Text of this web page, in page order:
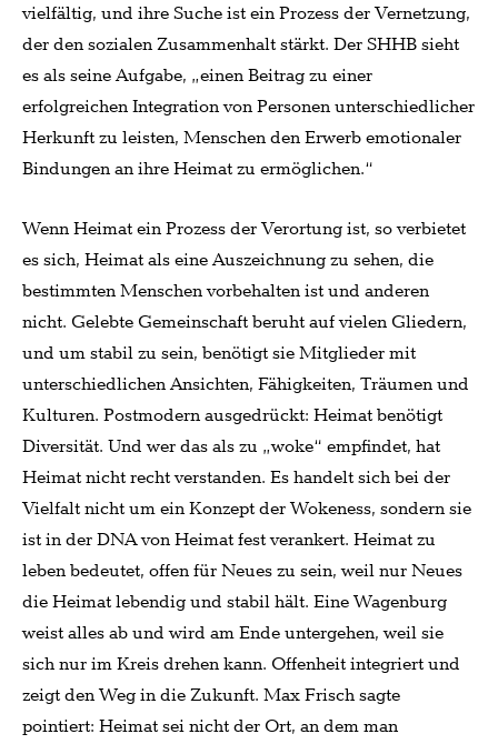
vielfältig, und ihre Suche ist ein Prozess der Vernetzung,
der den sozialen Zusammenhalt stärkt. Der SHHB sieht
es als seine Aufgabe, „einen Beitrag zu einer
erfolgreichen Integration von Personen unterschiedlicher
Herkunft zu leisten, Menschen den Erwerb emotionaler
Bindungen an ihre Heimat zu ermöglichen.“
Wenn Heimat ein Prozess der Verortung ist, so verbietet
es sich, Heimat als eine Auszeichnung zu sehen, die
bestimmten Menschen vorbehalten ist und anderen
nicht. Gelebte Gemeinschaft beruht auf vielen Gliedern,
und um stabil zu sein, benötigt sie Mitglieder mit
unterschiedlichen Ansichten, Fähigkeiten, Träumen und
Kulturen. Postmodern ausgedrückt: Heimat benötigt
Diversität. Und wer das als zu „woke“ empfindet, hat
Heimat nicht recht verstanden. Es handelt sich bei der
Vielfalt nicht um ein Konzept der Wokeness, sondern sie
ist in der DNA von Heimat fest verankert. Heimat zu
leben bedeutet, offen für Neues zu sein, weil nur Neues
die Heimat lebendig und stabil hält. Eine Wagenburg
weist alles ab und wird am Ende untergehen, weil sie
sich nur im Kreis drehen kann. Offenheit integriert und
zeigt den Weg in die Zukunft. Max Frisch sagte
pointiert: Heimat sei nicht der Ort, an dem man